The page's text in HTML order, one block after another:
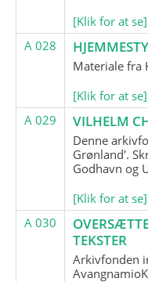
[Klik for at se]
A 028
Materiale fra
[Klik for at se]
A 029
VILHELM
Denne
Grønland'.
Godhavn og
[Klik for at se]
A 030
TEKSTER
Arkivfonden